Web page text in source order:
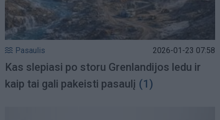
Pasaulis 2026-01-23 07:58
Kas slepiasi po storu Grenlandijos ledu ir
kaip tai gali pakeisti pasaulį (1)